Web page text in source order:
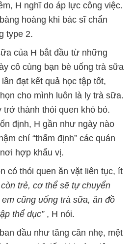
H nghĩ do áp lực công việc.
hoàng khi bác sĩ chẩn
type 2.
của H bắt đầu từ những
cô cùng bạn bè uống trà sữa
đạt kết quả học tập tốt,
cho mình luôn là ly trà sữa.
trở thành thói quen khó bỏ.
định, H gần như ngày nào
chí “thẩm định” các quán
hợp khẩu vị.
có thói quen ăn vặt liên tục, ít
trẻ, cơ thể sẽ tự chuyển
cũng uống trà sữa, ăn đồ
thể dục” , H nói.
đầu như tăng cân nhẹ, mệt